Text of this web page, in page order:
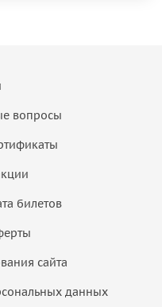
вопросы
билетов
сайта
данных